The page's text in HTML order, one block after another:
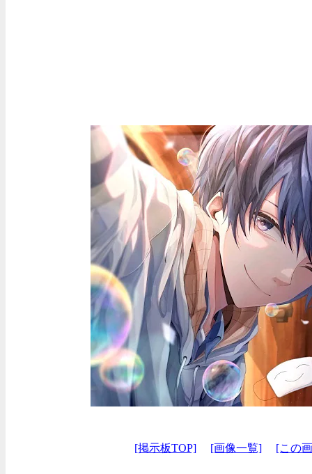
[掲示板TOP] [画像一覧] [この